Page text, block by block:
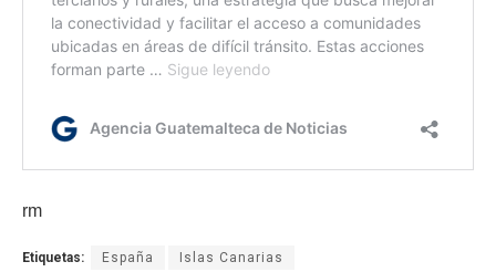
rm
Etiquetas: España Islas Canarias